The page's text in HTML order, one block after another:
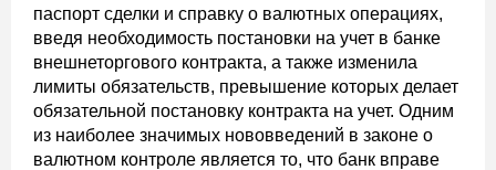
паспорт сделки и справку о валютных операциях,
введя необходимость постановки на учет в банке
внешнеторгового контракта, а также изменила
лимиты обязательств, превышение которых делает
обязательной постановку контракта на учет. Одним
из наиболее значимых нововведений в законе о
валютном контроле является то, что банк вправе